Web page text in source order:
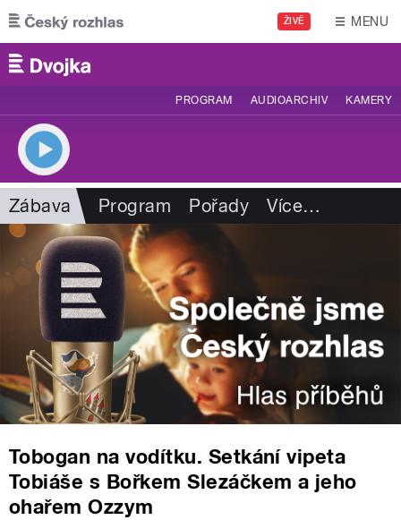
Přejít k hlavnímu obsahu
ŽIVĚ MENU
PROGRAM AUDIOARCHIV KAMERY
Zábava Program Pořady Více…
Tobogan na vodítku. Setkání vipeta
Tobiáše s Bořkem Slezáčkem a jeho
ohařem Ozzym